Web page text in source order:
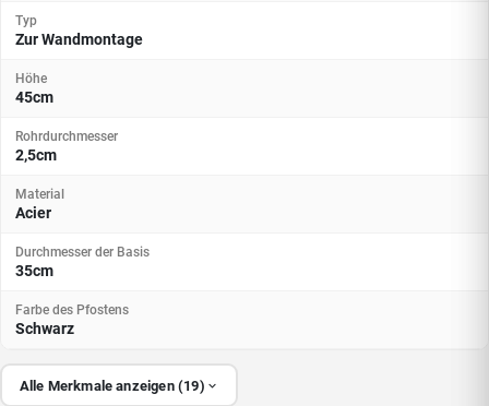
Typ
Zur Wandmontage
Höhe
45cm
Rohrdurchmesser
2,5cm
Material
Acier
Durchmesser der Basis
35cm
Farbe des Pfostens
Schwarz
Alle Merkmale anzeigen (19)